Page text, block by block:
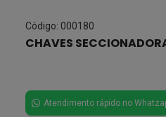
Código: 000180
CHAVES
Atendimento rápido no